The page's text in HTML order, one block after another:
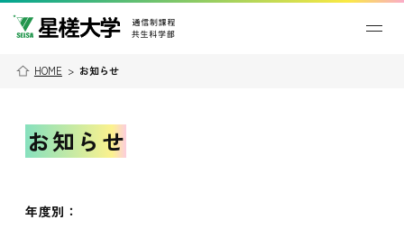
HOME > お知らせ
お知らせ
年度別 ：